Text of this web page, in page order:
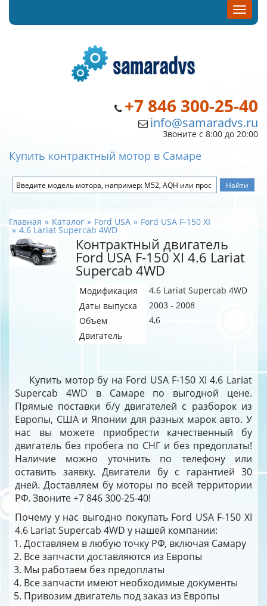
+7 846 300-25-40
info@samaradvs.ru
Звоните с 8:00 до 20:00
Купить контрактный мотор в Самаре
Главная Каталог Ford USA Ford USA F-150 XI
4.6 Lariat Supercab 4WD
Контрактный двигатель
Ford USA F-150 XI 4.6 Lariat
Supercab 4WD
Модификация
4.6 Lariat Supercab 4WD
Даты выпуска
2003 - 2008
Объем
4,6
Двигатель
Купить мотор бу на Ford USA F-150 XI 4.6 Lariat
Supercab 4WD в Самаре по выгодной цене.
Прямые поставки б/у двигателей с разборок из
Европы, США и Японии для разных марок авто. У
нас вы можете приобрести качественный бу
двигатель без пробега по СНГ и без предоплаты!
Наличие можно уточнить по телефону или
оставить заявку. Двигатели бу с гарантией 30
дней. Доставляем бу моторы по всей территории
РФ. Звоните +7 846 300-25-40!
Почему у нас выгодно покупать Ford USA F-150 XI
4.6 Lariat Supercab 4WD у нашей компании:
Доставляем в любую точку РФ, включая Самару
Все запчасти доставляются из Европы
Мы работаем без предоплаты
Все запчасти имеют необходимые документы
Привозим двигатель под заказ из Европы